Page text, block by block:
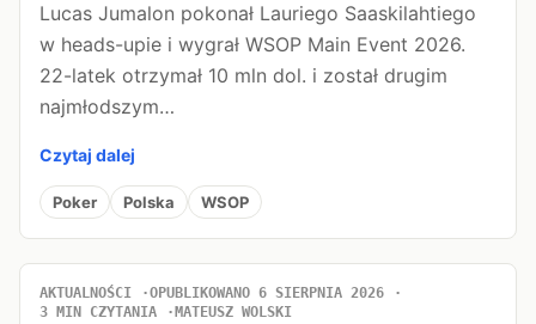
Lucas Jumalon pokonał Lauriego Saaskilahtiego
w heads-upie i wygrał WSOP Main Event 2026.
22-latek otrzymał 10 mln dol. i został drugim
najmłodszym…
Czytaj dalej
Poker Polska WSOP
AKTUALNOŚCI
OPUBLIKOWANO 6 SIERPNIA 2026
3 MIN CZYTANIA
MATEUSZ WOLSKI